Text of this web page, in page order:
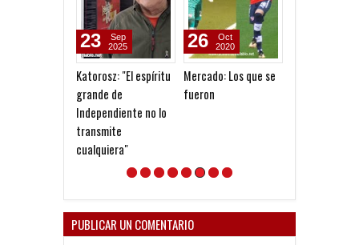
Katorosz: "El espíritu
grande de
Independiente no lo
transmite
cualquiera"
23
Sep
2025
Mercado: Los que se
fueron
26
Oct
2020
PUBLICAR UN COMENTARIO